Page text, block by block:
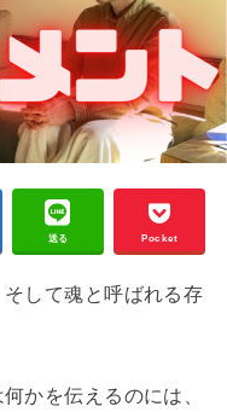
送る Pocket
して魂と呼ばれる存
かを伝えるのには、